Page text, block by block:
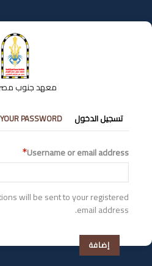
إلى
المحتوى
معهد جنوب مصر
التبويبات
الأساسية
تسجيل الدخول PASSWORD
Username or email address
will be sent to your registered
email address.